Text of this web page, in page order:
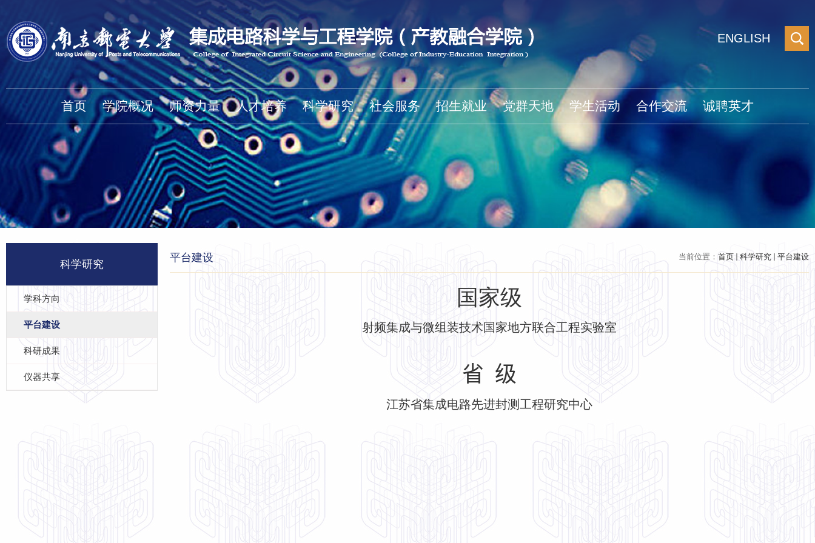
ENGLISH
首页 学院概况 师资力量 人才培养 科学研究 社会服务 招生就业 党群天地 学生活动 合作交流 诚聘英才
科学研究
学科方向
平台建设
科研成果
仪器共享
当前位置： 首页 科学研究 平台建设
平台建设
国家级
射频集成与微组装技术国家地方联合工程实验室
省 级
江苏省集成电路先进封测工程研究中心